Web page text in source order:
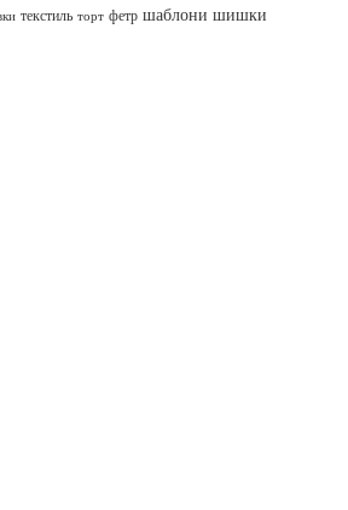
текстиль торт фетр шаблони шишки